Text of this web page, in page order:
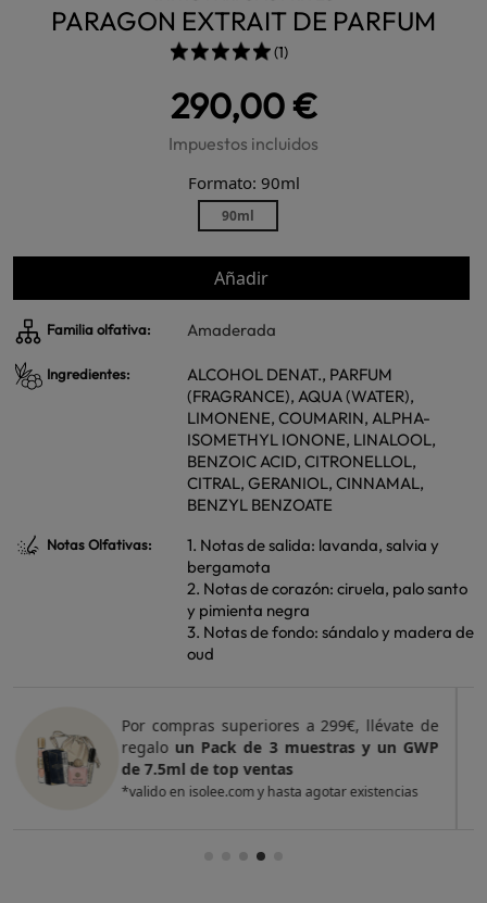
PARAGON EXTRAIT DE PARFUM
(1)
290,00 €
Impuestos incluidos
Formato: 90ml
90ml
Añadir
Familia olfativa: Amaderada
Ingredientes:
ALCOHOL DENAT., PARFUM
(FRAGRANCE), AQUA (WATER),
LIMONENE, COUMARIN, ALPHA-
ISOMETHYL IONONE, LINALOOL,
BENZOIC ACID, CITRONELLOL,
CITRAL, GERANIOL, CINNAMAL,
BENZYL BENZOATE
Notas Olfativas:
1. Notas de salida: lavanda, salvia y
bergamota
2. Notas de corazón: ciruela, palo santo
y pimienta negra
3. Notas de fondo: sándalo y madera de
oud
Por compras superiores a 420€, llévate de
regaloun Pack de 4 muestras y 2 GWP de
top ventas
*valido en isolee.com y hasta agotar existencias